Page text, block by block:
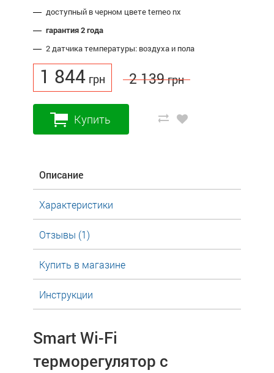
доступный в черном цвете terneo nx
гарантия 2 года
2 датчика температуры: воздуха и пола
1 844 грн 2 139 грн
Купить
Описание
Характеристики
Отзывы (1)
Купить в магазине
Инструкции
Smart Wi-Fi
терморегулятор с